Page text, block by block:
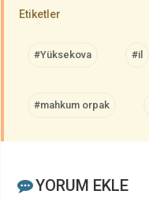
Etiketler
#Yüksekova #il
#mahkum orpak
YORUM EKLE